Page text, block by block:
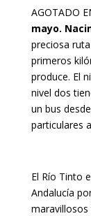
AGOTADO
mayo.
preciosa
primeros
produce. El
nivel dos
un bus
particulares
El Río Tinto
Andalucía